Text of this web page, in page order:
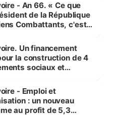
- An 66. « Ce que
de la République
Combattants, c'est
Un financement
la construction de 4
sociaux et
- Emploi et
: un nouveau
au profit de 5,3